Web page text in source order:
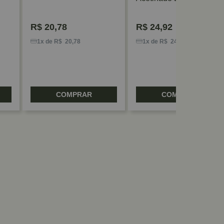
R$ 20,78
1x de R$ 20,78
COMPRAR
R$ 24,92
1x de R$ 24,92
COMPRAR